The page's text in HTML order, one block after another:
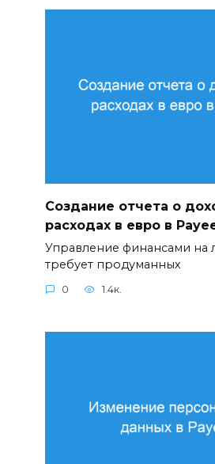
Создание отчета о
расходах в евро в
Управление финансами на
требует продуманных
0 1.4к.